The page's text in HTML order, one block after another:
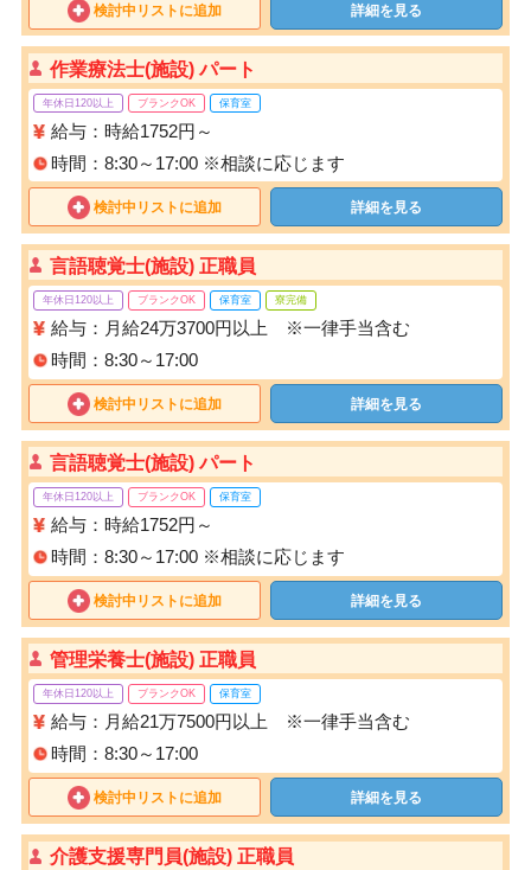
検討中リストに追加 詳細を見る
作業療法士(施設) パート
年休日120以上 ブランクOK 保育室
給与：時給1752円～
時間：8:30～17:00 ※相談に応じます
検討中リストに追加 詳細を見る
言語聴覚士(施設) 正職員
年休日120以上 ブランクOK 保育室 寮完備
給与：月給24万3700円以上 ※一律手当含む
時間：8:30～17:00
検討中リストに追加 詳細を見る
言語聴覚士(施設) パート
年休日120以上 ブランクOK 保育室
給与：時給1752円～
時間：8:30～17:00 ※相談に応じます
検討中リストに追加 詳細を見る
管理栄養士(施設) 正職員
年休日120以上 ブランクOK 保育室
給与：月給21万7500円以上 ※一律手当含む
時間：8:30～17:00
検討中リストに追加 詳細を見る
介護支援専門員(施設) 正職員